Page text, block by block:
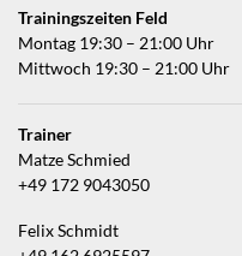
Trainingszeiten Feld
Montag 19:30 – 21:00 Uhr
Mittwoch 19:30 – 21:00 Uhr
Trainer
Matze Schmied
+49 172 9043050
Felix Schmidt